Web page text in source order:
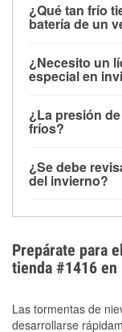
¿Qué tan frío
batería de un
debajo de los
su potencia de
arranque.
¿Necesito un
especial en
la congelación
derretida en la
¿La presión
fríos?
alrededor de 1
temperatura.
¿Se debe
del invierno?
el
extremo.
anticongelante
Prepárate para
tienda #1416 en
Las tormentas de
desarrollarse